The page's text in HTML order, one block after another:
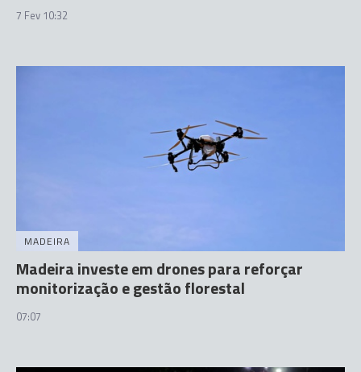
7 Fev 10:32
MADEIRA
Madeira investe em drones para reforçar
monitorização e gestão florestal
07:07